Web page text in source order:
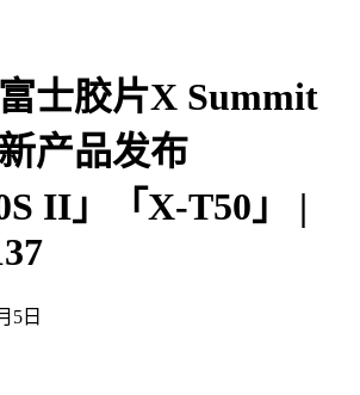
士胶片X Summit
产品发布
II」「X-T50」 |
5日